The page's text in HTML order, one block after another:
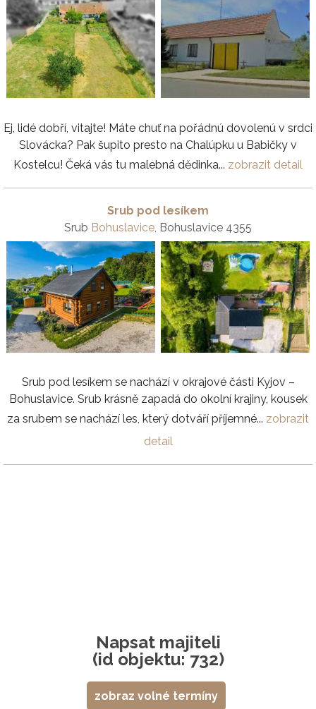
Ej, lidé dobří, vitajte! Máte chuť na pořádnú dovolenú v srdci
Slovácka? Pak šupito presto na Chalúpku u Babičky v
Kostelcu! Čeká vás tu malebná dědinka... zobrazit detail
Srub pod lesíkem
Srub Bohuslavice , Bohuslavice 4355
Srub pod lesíkem se nachází v okrajové části Kyjov –
Bohuslavice. Srub krásně zapadá do okolní krajiny, kousek
za srubem se nachází les, který dotváří příjemné... zobrazit
detail
Napsat majiteli
(id objektu: 732)
zobraz volné termíny